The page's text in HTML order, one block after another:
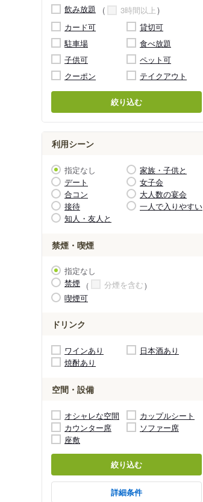
飲み放題
3時間以上
カード可
貸切可
駐車場
食べ放題
子供可
ペット可
クーポン
テイクアウト
絞り込む
利用シーン
指定なし
家族・子供と
デート
女子会
合コン
大人数の宴会
接待
一人で入りやすい
知人・友人と
禁煙・喫煙
指定なし
禁煙
分煙を含む
喫煙可
ドリンク
ワインあり
日本酒あり
焼酎あり
空間・設備
オシャレな空間
カップルシート
カウンター席
ソファー席
座敷
絞り込む
詳細条件